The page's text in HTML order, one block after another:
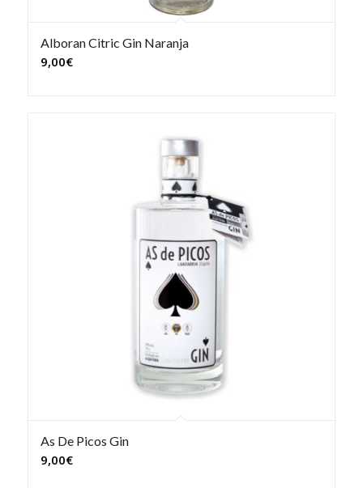
Alboran Citric Gin Naranja
9,00€
As De Picos Gin
9,00€